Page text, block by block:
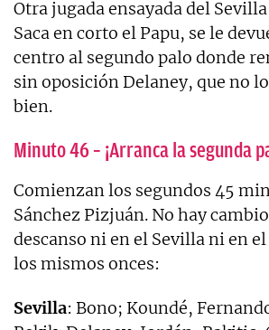
Otra jugada ensayada del
Saca en corto el Papu, se le
centro al segundo palo donde
sin oposición Delaney, que no
bien.
Minuto 46 – ¡Arranca la segunda
Comienzan los segundos 45
Sánchez Pizjuán. No hay
descanso ni en el Sevilla ni en el
los mismos onces:
Sevilla: Bono; Koundé,